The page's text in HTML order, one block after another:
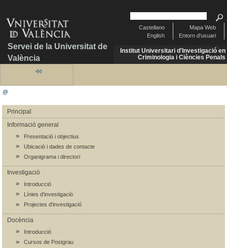
Servei de la Universitat de
València
Mapa Web
Entorn d'usuari
Castellano
English
Institut Universitari d'Investigació en
Criminologia i Ciències Penals
@
Principal
Informació general
Presentació i objectius
Ubicació i dades de contacte
Organigrama i directori
Investigació
Introducció
Línies d'investigació
Projectes d'investigació
Docència
Introducció
Cursos de Postgrau